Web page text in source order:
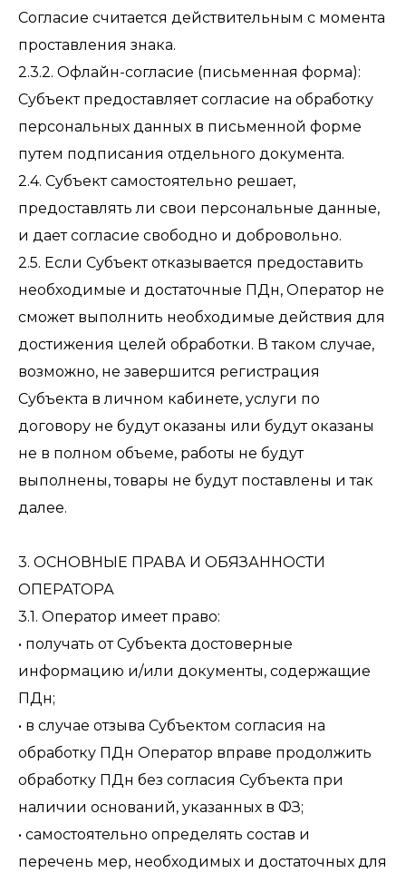
Согласие считается действительным с момента
проставления знака.
2.3.2. Офлайн-согласие (письменная форма):
Субъект предоставляет согласие на обработку
персональных данных в письменной форме
путем подписания отдельного документа.
2.4. Субъект самостоятельно решает,
предоставлять ли свои персональные данные,
и дает согласие свободно и добровольно.
2.5. Если Субъект отказывается предоставить
необходимые и достаточные ПДн, Оператор не
сможет выполнить необходимые действия для
достижения целей обработки. В таком случае,
возможно, не завершится регистрация
Субъекта в личном кабинете, услуги по
договору не будут оказаны или будут оказаны
не в полном объеме, работы не будут
выполнены, товары не будут поставлены и так
далее.
3. ОСНОВНЫЕ ПРАВА И ОБЯЗАННОСТИ
ОПЕРАТОРА
3.1. Оператор имеет право:
• получать от Субъекта достоверные
информацию и/или документы, содержащие
ПДн;
• в случае отзыва Субъектом согласия на
обработку ПДн Оператор вправе продолжить
обработку ПДн без согласия Субъекта при
наличии оснований, указанных в ФЗ;
• самостоятельно определять состав и
перечень мер, необходимых и достаточных для